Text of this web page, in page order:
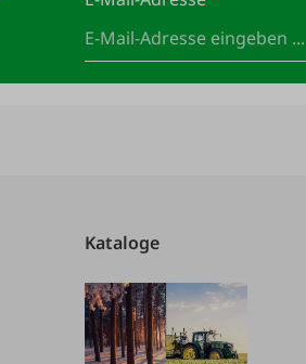
Kataloge